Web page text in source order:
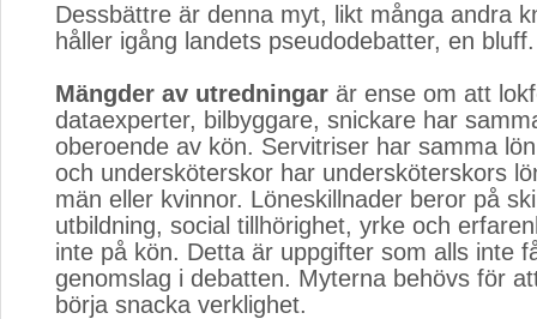
Dessbättre är denna myt, likt många andra
håller igång landets pseudodebatter, en bluff.
Mängder av utredningar är ense om att
dataexperter, bilbyggare, snickare har
oberoende av kön. Servitriser har samma
och undersköterskor har undersköterskors
män eller kvinnor. Löneskillnader beror på
utbildning, social tillhörighet, yrke och
inte på kön. Detta är uppgifter som alls inte
genomslag i debatten. Myterna behövs för
börja snacka verklighet.